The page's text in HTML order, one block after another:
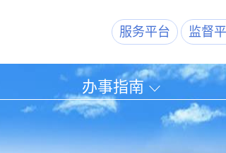
服务平台 监督
办事指南